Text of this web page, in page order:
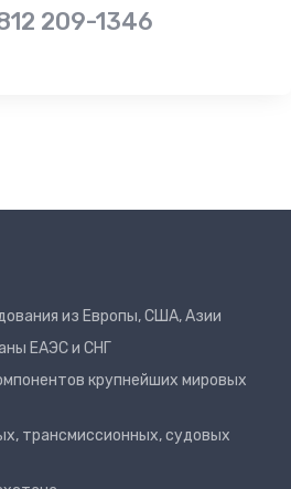
209-1346
из Европы, США, Азии
ЕАЭС и СНГ
крупнейших мировых
трансмиссионных, судовых